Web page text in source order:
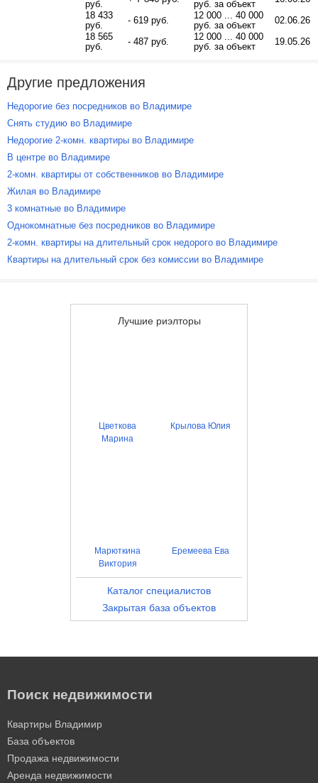
руб.
руб. за объект
18 433
руб.
- 619 руб.
12 000 ... 40 000
руб. за объект
02.06.26
18 565
руб.
- 487 руб.
12 000 ... 40 000
руб. за объект
19.05.26
Другие предложения
Недорогие без посредников во Владимире
Снять студию во Владимире
Недорогие 2-комн. квартиры во Владимире
В центре во Владимире
2-комн. квартиры от собственников во Владимире
Жилая во Владимире
3 комнатные во Владимире
Однокомнатные без посредников во Владимире
2-комн. квартиры на длительный срок недорого во Владимире
Квартиры на длительный срок без комиссии во Владимире
Лучшие риэлторы
Цветкова
Марина
Крылова Юлия
Марюткина
Виктория
Еремеева Ева
Каталог специалистов
Закрытая база объектов
Поиск недвижимости
Квартиры Владимир
База объектов
Продажа недвижимости
Аренда недвижимости